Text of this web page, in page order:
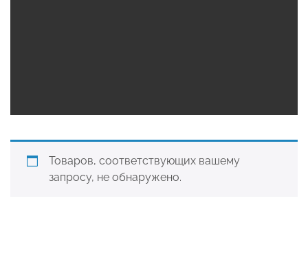
Товаров, соответствующих вашему
запросу, не обнаружено.